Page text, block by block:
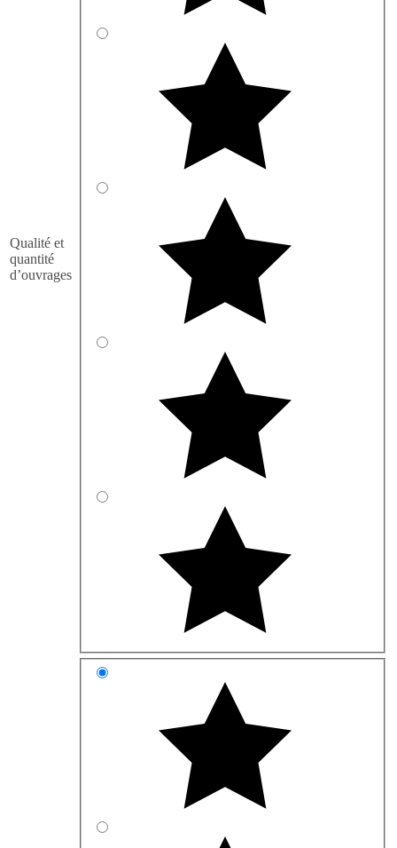
Qualité et
quantité
d’ouvrages